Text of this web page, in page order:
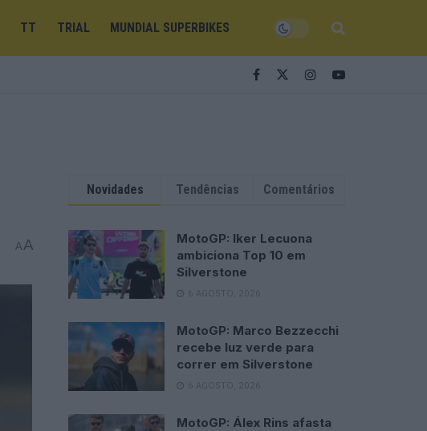
TT TRIAL MUNDIAL SUPERBIKES
AA
Novidades Tendências Comentários
MotoGP: Iker Lecuona
ambiciona Top 10 em
Silverstone
6 AGOSTO, 2026
MotoGP: Marco Bezzecchi
recebe luz verde para
correr em Silverstone
6 AGOSTO, 2026
MotoGP: Álex Rins afasta